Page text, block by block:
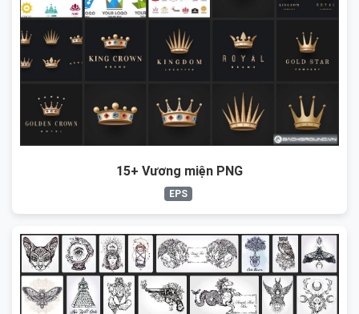
15+ Vương miện PNG
EPS